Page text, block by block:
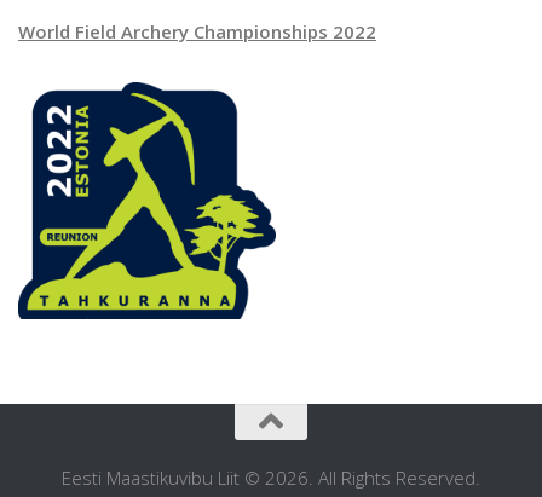
World Field Archery Championships 2022
Eesti Maastikuvibu Liit © 2026. All Rights Reserved.